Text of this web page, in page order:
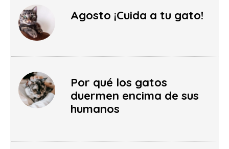
Agosto ¡Cuida a tu gato!
Por qué los gatos
duermen encima de sus
humanos